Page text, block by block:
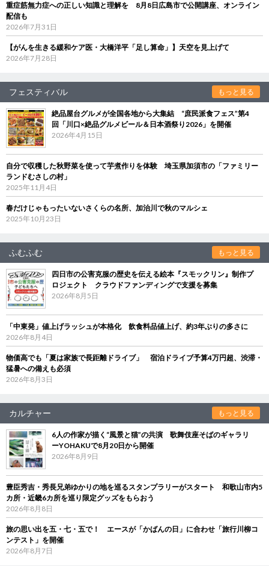
重症筋無力症への正しい知識と理解を 8月8日広島市で公開講座、オンライン
配信も
2026年7月31日
【がんを生きる緩和ケア医・大橋洋平「足し算命」】天空を見上げて
2026年7月28日
フェスティバル もっと見る
絶品屋台グルメが全国各地から大集結 “庶民派食フェス”第4
回「川口×絶品グルメビール＆日本酒祭り2026」を開催
2026年4月15日
自分で収穫した秋野菜を使って芋煮作りを体験 埼玉県加須市の「ファミリー
ランドむさしの村」
2025年11月4日
春だけじゃもったいないさくらの名所、加治川で秋のマルシェ
2025年10月23日
ふむふむ もっと見る
四日市の公害克服の歴史を伝える絵本『スモックリン』制作プ
ロジェクト クラウドファンディングで支援を募集
2026年8月5日
「中東発」値上げラッシュが本格化 飲食料品値上げ、約3年ぶりの多さに
2026年8月4日
物価高でも「夏は家族で長距離ドライブ」 宿泊ドライブ予算4万円超、渋滞・
猛暑への備えも必須
2026年8月3日
カルチャー もっと見る
6人の作家が描く“風景と猫”の共演 歌舞伎座そばのギャラリ
ーYOHAKUで8月20日から開催
2026年8月9日
豊臣秀吉・秀長兄弟ゆかりの地を巡るスタンプラリーがスタート 和歌山市内5
カ所・近畿6カ所を巡り限定グッズをもらおう
2026年8月8日
旅の思い出を五・七・五で！ エースが「かばんの日」に合わせ「旅行川柳コ
ンテスト」を開催
2026年8月7日